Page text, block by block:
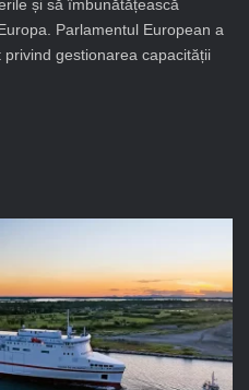
și să îmbunătățească
Parlamentul European a
gestionarea capacității